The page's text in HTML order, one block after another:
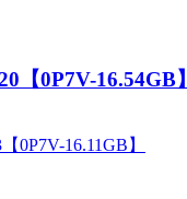
【0P7V-16.54GB】